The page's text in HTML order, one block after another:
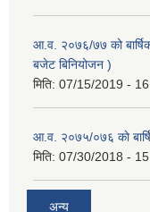
आ.व. २०७६/७७ को
बजेट बिनियोजन )
मिति: 07/15/2019 -
आ.व. २०७५/०७६ काे
मिति: 07/30/2018 -
अन्य